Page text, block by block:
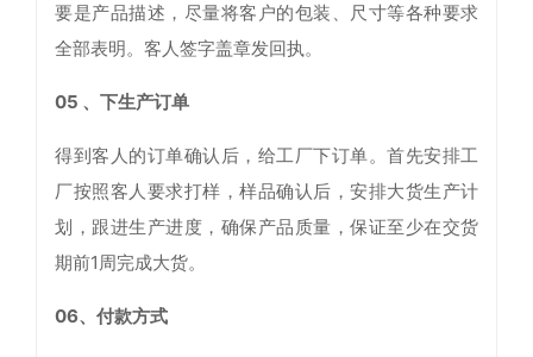
要是产品描述，尽量将客户的包装、尺寸等各种要求
全部表明。客人签字盖章发回执。
05 、下生产订单
得到客人的订单确认后，给工厂下订单。首先安排工
厂按照客人要求打样，样品确认后，安排大货生产计
划，跟进生产进度，确保产品质量，保证至少在交货
期前1周完成大货。
06、付款方式